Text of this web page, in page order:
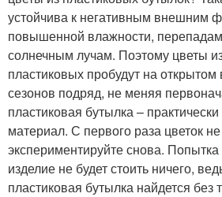
бутылок
Роза из пластиковой
бутылки
устойчива к негативным внешним
повышенной влажности,
солнечным лучам. Поэтому цветы
пластиковых пробудут на открытом
сезонов подряд, не меняя
пластиковая бутылка –
материал. С первого раза цветок
экспериментируйте снова. Попытка
изделие не будет стоить ничего,
пластиковая бутылка найдется без